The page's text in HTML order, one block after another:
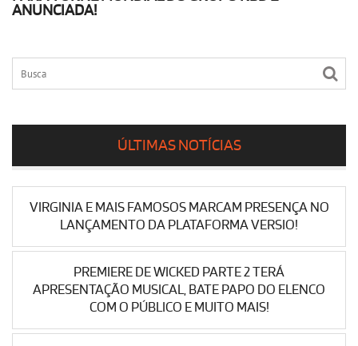
ANUNCIADA!
ÚLTIMAS NOTÍCIAS
VIRGINIA E MAIS FAMOSOS MARCAM PRESENÇA NO
LANÇAMENTO DA PLATAFORMA VERSIO!
PREMIERE DE WICKED PARTE 2 TERÁ
APRESENTAÇÃO MUSICAL, BATE PAPO DO ELENCO
COM O PÚBLICO E MUITO MAIS!